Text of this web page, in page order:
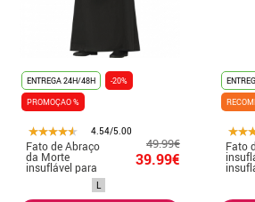
ENTREGA 24H/48H
-20%
PROMOÇAO %
4.54/5.00
Fato de Abraço
da Morte
insuflável para
49.99€
39.99€
L
Fato